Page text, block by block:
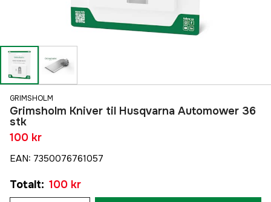
GRIMSHOLM
Grimsholm Kniver til Husqvarna Automower 36
stk
100 kr
EAN: 7350076761057
Totalt: 100 kr